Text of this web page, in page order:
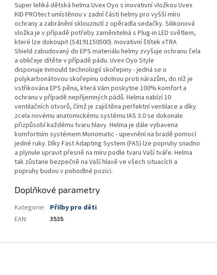
Super lehká dětská helma Uvex Oyo s inovativní vložkou Uvex
KID PROtect umístěnou v zadní části helmy pro vyšší míru
ochrany a zabránění sklouznutí z opěradla sedačky. Silikonová
vložka je v případě potřeby zaměnitelná s Plug-in LED světlem,
které lze dokoupit (S4191150500). Inovativní štítek xTRA
Shield zabudovaný do EPS materiálu helmy zvyšuje ochranu čela
a obličeje dítěte v případě pádu. Uvex Oyo Style
disponuje Inmould technologií skořepiny - jedná se o
polykarbonátovou skořepinu odolnou proti nárazům, do níž je
vstřikována EPS pěna, která Vám poskytne 100% komfort a
ochranu v případě nepříjemných pádů. Helma nabízí 10
ventilačních otvorů, čímž je zajištěna perfektní ventilace a díky
zcela novému anatomickému systému IAS 3.0 se dokonale
přizpůsobí každému tvaru hlavy. Helma je dále vybavena
komfortním systémem Monomatic - upevnění na bradě pomocí
jedné ruky. Díky Fast Adapting System (FAS) lze popruhy snadno
a plynule upravit přesně na míru podle tvaru Vaší tváře. Helma
tak zůstane bezpečně na Vaší hlavě ve všech situacích a
popruhy budou v pohodlné pozici.
Doplňkové parametry
Kategorie: Přilby pro děti
EAN: 3535